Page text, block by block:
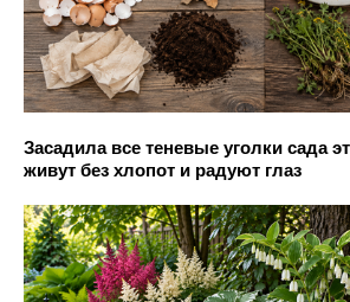
Засадила все теневые уголки сада
живут без хлопот и радуют глаз